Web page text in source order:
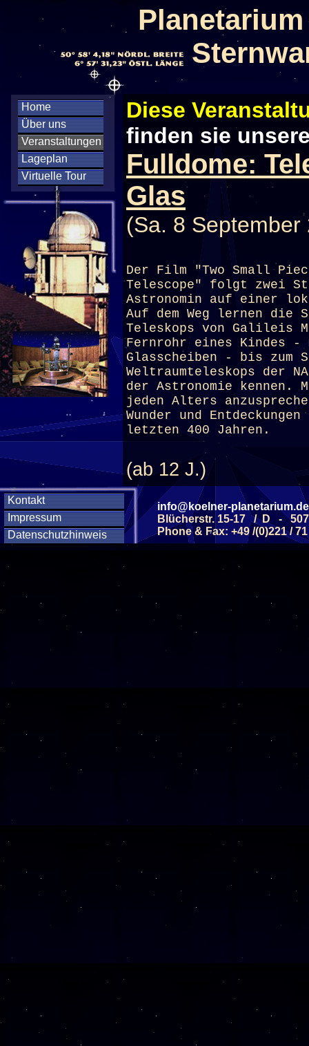
Home
Über uns
Veranstaltungen
Lageplan
Virtuelle Tour
Kontakt
Impressum
Datenschutzhinweis
Diese
finden sie
Fulldome:
Glas
(Sa. 8
Der Film "Two Small
Telescope" folgt zwei
Astronomin auf einer
Auf dem Weg lernen die
Teleskops von Galileis
Fernrohr eines Kindes
Glasscheiben - bis zum
Weltraumteleskops der
der Astronomie kennen.
jeden Alters
Wunder und
letzten 400 Jahren.
(ab 12 J.)
Diese
Klicken Sie Hier
Diese
Wochentag
SAMSTAG
SAMSTAG
SAMSTAG
SAMSTAG
Alle
info@koelner-planetarium.de
Blücherstr. 15-17 / D -
Phone & Fax: +49 /(0)221 /